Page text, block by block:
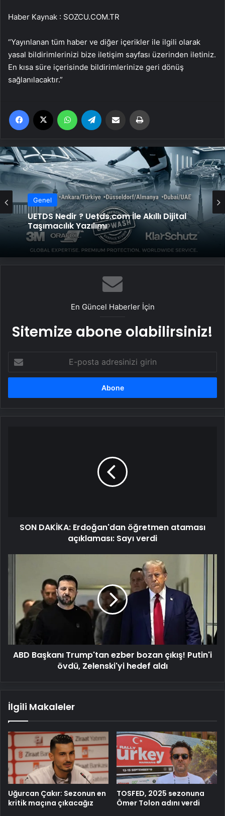
Haber Kaynak : SOZCU.COM.TR
“Yayınlanan tüm haber ve diğer içerikler ile ilgili olarak
yasal bildirimlerinizi bize iletişim sayfası üzerinden iletiniz.
En kısa süre içerisinde bildirimlerinize geri dönüş
sağlanılacaktır.”
Facebook WhatsApp Email'den paylaş
Genel
Taşımacılık Yazılımı
Genel
Yeni Dünya Düzensizliği Çağında Türk Dış
Politikası ve Hakan Fidan Faktörü
En Güncel Haberler İçin
Sitemize abone olabilirsiniz!
posta
adresinizi
SON DAKİKA: Erdoğan'dan öğretmen ataması
açıklaması: Sayı verdi
Başkanı
bozan
çıkış!
Putin'i
Zelenski'yi
hedef
ABD Başkanı Trump'tan ezber bozan çıkış! Putin'i
övdü, Zelenski'yi hedef aldı
İlgili Makaleler
Uğurcan Çakır: Sezonun en
kritik maçına çıkacağız
TOSFED, 2025 sezonuna
Ömer Tolon adını verdi